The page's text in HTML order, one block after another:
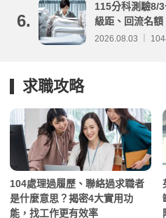
6.
115分科測驗8/
級距、回流名
分析
2026.08.03 ｜
求職攻略
104處理過履歷、聯絡過求職者
是什麼意思？揭密4大實用功
能，找工作更有效率